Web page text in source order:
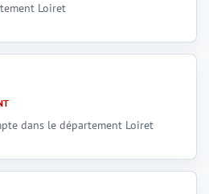
Loiret
dans le département Loiret